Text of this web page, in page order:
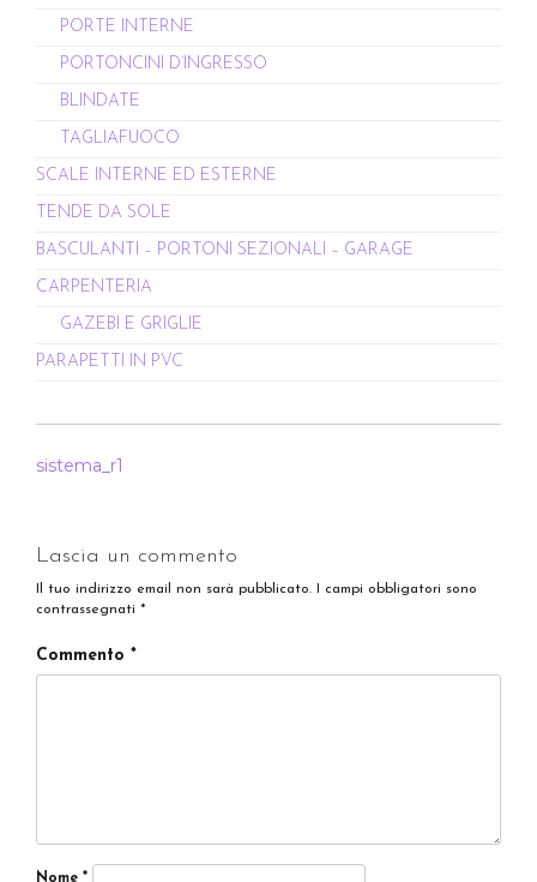
PORTE INTERNE
PORTONCINI D’INGRESSO
BLINDATE
TAGLIAFUOCO
SCALE INTERNE ED ESTERNE
TENDE DA SOLE
BASCULANTI – PORTONI SEZIONALI – GARAGE
CARPENTERIA
GAZEBI E GRIGLIE
PARAPETTI IN PVC
ARTICOLI
sistema_r1
Lascia un commento
Il tuo indirizzo email non sarà pubblicato.
I campi obbligatori sono
contrassegnati *
Commento *
Nome *